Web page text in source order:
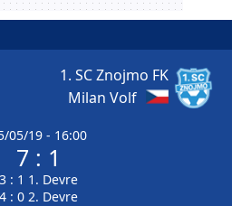
05/19 - 16:00
7 : 1
3 : 1 1. Devre
4 : 0 2. Devre
1. SC Znojmo FK
Milan Volf